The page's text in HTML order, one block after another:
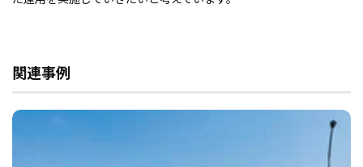
関連事例